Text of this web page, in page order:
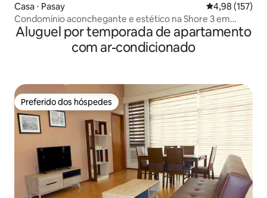
Casa ⋅ Pasay 4,98 de uma
4,98 (157)
Condomínio aconchegante e estético na Shore 3 em
MOA, Pasay
Aluguel por temporada de apartamento
com ar-condicionado
Preferido dos hóspedes
Preferido dos hóspedes